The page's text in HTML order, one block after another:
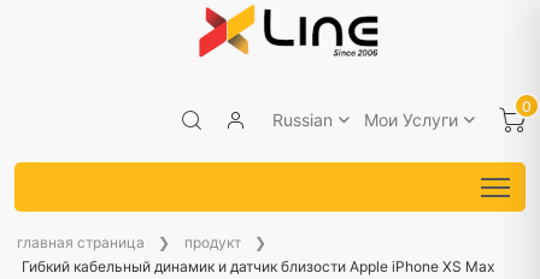
Russian Мои Услуги
0
главная страница
продукт
Гибкий кабельный динамик и датчик близости Apple iPhone XS Max